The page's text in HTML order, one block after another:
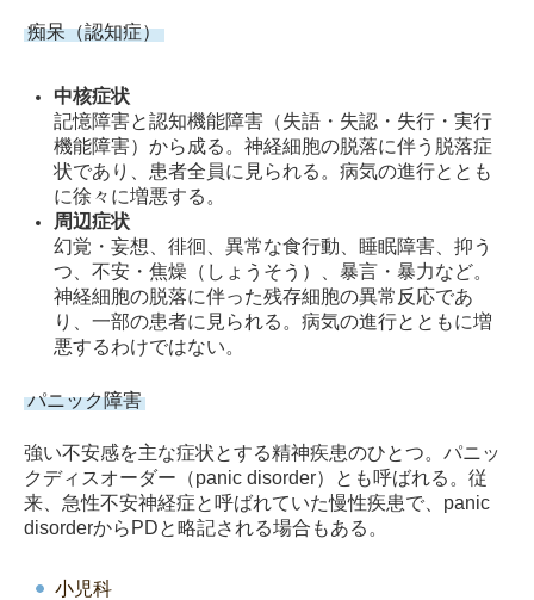
痴呆（認知症）
中核症状
記憶障害と認知機能障害（失語・失認・失行・実行
機能障害）から成る。神経細胞の脱落に伴う脱落症
状であり、患者全員に見られる。病気の進行ととも
に徐々に増悪する。
周辺症状
幻覚・妄想、徘徊、異常な食行動、睡眠障害、抑う
つ、不安・焦燥（しょうそう）、暴言・暴力など。
神経細胞の脱落に伴った残存細胞の異常反応であ
り、一部の患者に見られる。病気の進行とともに増
悪するわけではない。
パニック障害
強い不安感を主な症状とする精神疾患のひとつ。パニッ
クディスオーダー（panic disorder）とも呼ばれる。従
来、急性不安神経症と呼ばれていた慢性疾患で、panic
disorderからPDと略記される場合もある。
小児科